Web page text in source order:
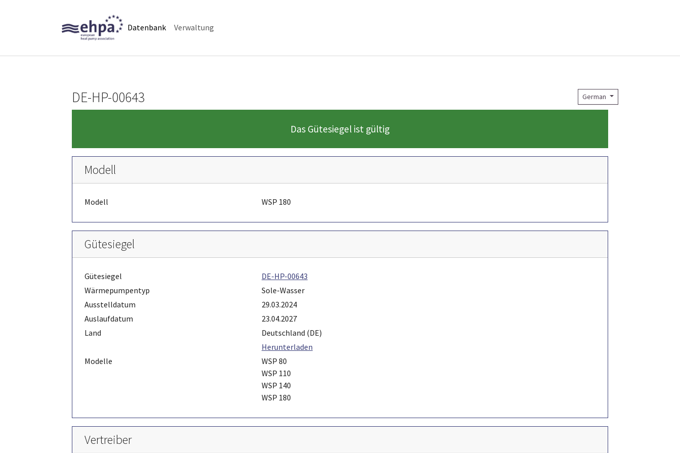
Datenbank(current)
Verwaltung
German
DE-HP-00643
Das Gütesiegel ist gültig
Modell
Modell WSP 180
Gütesiegel
Gütesiegel
DE-HP-00643
Wärmepumpentyp
Sole-Wasser
Ausstelldatum
29.03.2024
Auslaufdatum
23.04.2027
Land
Deutschland (DE)
Herunterladen
Modelle
WSP 80
WSP 110
WSP 140
WSP 180
Vertreiber